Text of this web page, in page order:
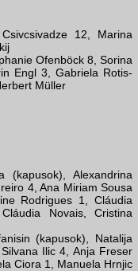
12, Marina
Ofenböck 8, Sorina
Engl 3, Gabriela Rotis-
Müller
(kapusok), Alexandrina
4, Ana Miriam Sousa
Rodrigues 1, Cláudia
Novais, Cristina
(kapusok), Natalija
Ilic 4, Anja Freser
Ciora 1, Manuela Hrnjic